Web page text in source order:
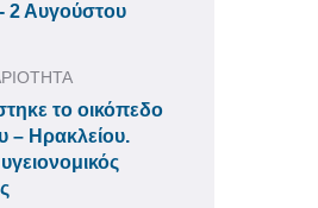
- 2 Αυγούστου
το οικόπεδο
– Ηρακλείου.